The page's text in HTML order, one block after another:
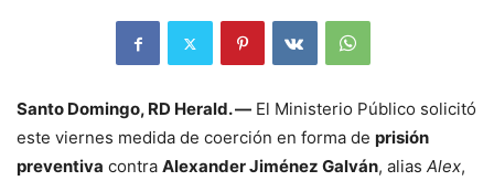
Santo Domingo, RD Herald. — El Ministerio Público solicitó
este viernes medida de coerción en forma de prisión
preventiva contra Alexander Jiménez Galván, alias Alex,